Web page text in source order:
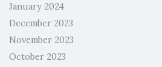
January 2024
December 2023
November 2023
October 2023